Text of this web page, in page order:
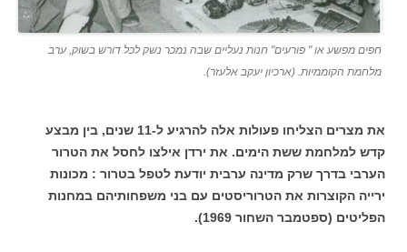
חפים מפשע או " פורעים" חנות נעליים שבה נמכר נשק לכל דורש בשוק, ערב
מלחמת הקוממיות. (ארכיון יעקב אלעזר).
את מצרים הצליחו פעולות אלה להרגיע ל-11 שנים, בין מבצע
קדש למלחמת ששת הימים. את ירדן אילצו לחסל את הטרור
הערבי בדרך שרק מדינה ערבית יודעת לטפל בטרור : מכונות
ירייה הקוצרות את הטרוריסטים עם בני משפחותיהם במחנות
הפליטים (ספטמבר השחור 1969).